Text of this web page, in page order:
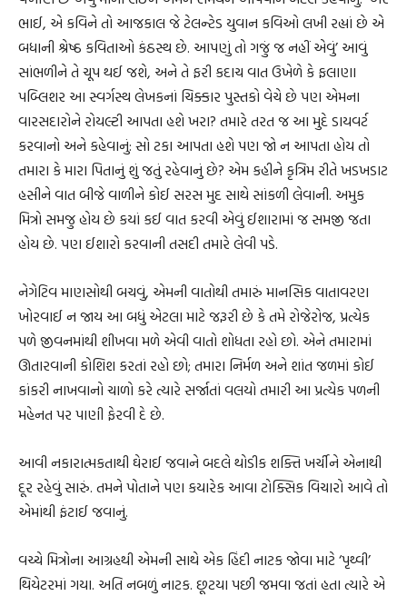
ભાઈ, એ કવિને તો આજકાલ જે ટેલન્ટેડ યુવાન કવિઓ લખી રહ્યાં છે એ
બધાની શ્રેષ્ઠ કવિતાઓ કંઠસ્થ છે. આપણું તો ગજું જ નહીં એવું’ આવું
સાંભળીને તે ચૂપ થઈ જશે, અને તે ફરી કદાચ વાત ઉખેળે કે ફલાણા
પબ્લિશર આ સ્વર્ગસ્થ લેખકનાં ચિક્કાર પુસ્તકો વેચે છે પણ એમના
વારસદારોને રોયલ્ટી આપતા હશે ખરા? તમારે તરત જ આ મુદે ડાયવર્ટ
કરવાનો અને કહેવાનું: સો ટકા આપતા હશે પણ જો ન આપતા હોય તો
તમારા કે મારા પિતાનું શું જતું રહેવાનું છે? એમ કહીને કૃત્રિમ રીતે ખડખડાટ
હસીને વાત બીજે વાળીને કોઈ સરસ મુદ સાથે સાંકળી લેવાની. અમુક
મિત્રો સમજુ હોય છે કયાં કઈ વાત કરવી એવું ઈશારામાં જ સમજી જતા
હોય છે. પણ ઈશારો કરવાની તસદી તમારે લેવી પડે.
નેગેટિવ માણસોથી બચવું, એમની વાતોથી તમારું માનસિક વાતાવરણ
ખોરવાઈ ન જાય આ બધું એટલા માટે જરૂરી છે કે તમે રોજેરોજ, પ્રત્યેક
પળે જીવનમાંથી શીખવા મળે એવી વાતો શોધતા રહો છો. એને તમારામાં
ઊતારવાની કોશિશ કરતાં રહો છો; તમારા નિર્મળ અને શાંત જળમાં કોઈ
કાંકરી નાખવાનો ચાળો કરે ત્યારે સર્જાતાં વલયો તમારી આ પ્રત્યેક પળની
મહેનત પર પાણી ફેરવી દે છે.
આવી નકારાત્મકતાથી ઘેરાઈ જવાને બદલે થોડીક શક્તિ ખર્ચીને એનાથી
દૂર રહેવું સારું. તમને પોતાને પણ કયારેક આવા ટોક્સિક વિચારો આવે તો
એમાંથી ફંટાઈ જવાનું.
વચ્ચે મિત્રોના આગ્રહથી એમની સાથે એક હિંદી નાટક જોવા માટે ‘પૃથ્વી’
થિયેટરમાં ગયા. અતિ નબળું નાટક. છૂટયા પછી જમવા જતાં હતા ત્યારે એ